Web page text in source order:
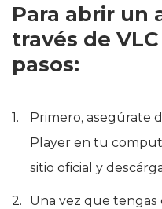
Para abrir un
través de
pasos:
Primero, asegúrate
Player en tu
sitio oficial y
Una vez que